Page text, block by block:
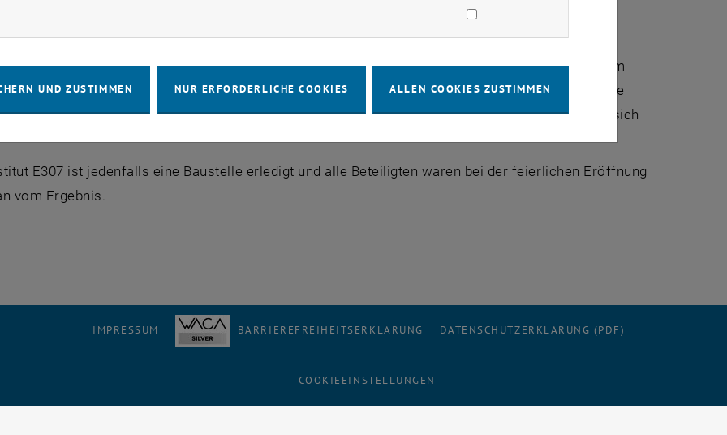
des Instituts für Konstruktionswissenschaften und Technische Logistik (E307) im
(Bauteil BD) am Getreidemarkt wurden in rekordverdächtiger Zeit neu adaptiert.
Neuorganisation wurde auch der Fakultät für Maschinenwesen und Betriebswissenschaften vom
die Zahl der Institute zu reduzieren. Auf dem Papier ist das freilich passiert. Die wirkliche
läßt bei der über 13 Standorte verstreuten Fakultät aber weitgehend noch auf sich
E307 ist jedenfalls eine Baustelle erledigt und alle Beteiligten waren bei der feierlichen Eröffnung
vom Ergebnis.
IMPRESSUM BARRIEREFREIHEITSERKLÄRUNG DATENSCHUTZERKLÄRUNG (PDF)
COOKIEEINSTELLUNGEN
Cookies zulassen
UND ZUSTIMMEN NUR ERFORDERLICHE COOKIES ALLEN COOKIES ZUSTIMMEN